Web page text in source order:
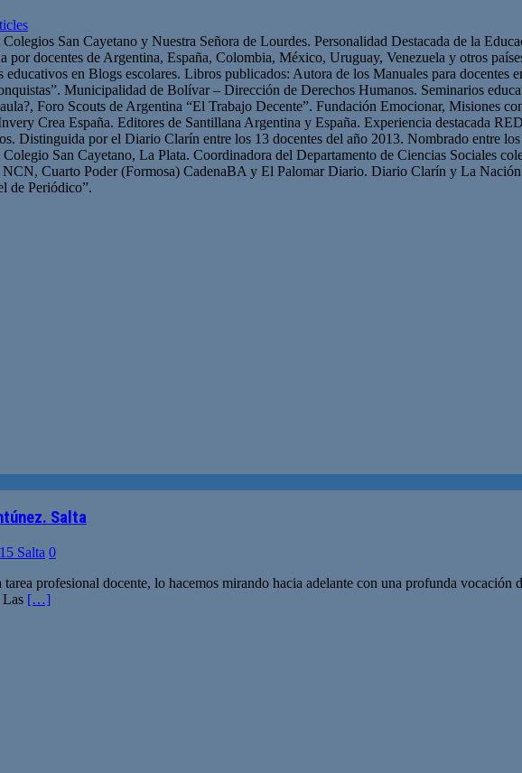
San Cayetano y Nuestra Señora de Lourdes. Personalidad Destacada de la
por docentes de Argentina, España, Colombia, México, Uruguay, Venezuela y otros
en Blogs escolares. Libros publicados: Autora de los Manuales para
Municipalidad de Bolívar – Dirección de Derechos Humanos. Seminarios
Foro Scouts de Argentina “El Trabajo Decente”. Fundación Emocionar, Misiones
Crea España. Editores de Santillana Argentina y España. Experiencia destacada
Distinguida por el Diario Clarín entre los 13 docentes del año 2013. Nombrado entre
San Cayetano, La Plata. Coordinadora del Departamento de Ciencias Sociales
Cuarto Poder (Formosa) CadenaBA y El Palomar Diario. Diario Clarín y La
de Periódico”.
Salta
Salta 0
profesional docente, lo hacemos mirando hacia adelante con una profunda
Las […]